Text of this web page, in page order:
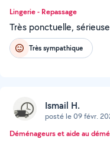
Lingerie - Repassage
Très ponctuelle,
Très sympathique
Ismail H.
posté le 09 févr.
Déménageurs et aide au